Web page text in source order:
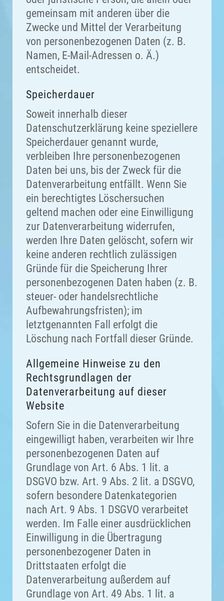
gemeinsam mit anderen über die
Zwecke und Mittel der Verarbeitung
von personenbezogenen Daten (z. B.
Namen, E-Mail-Adressen o. Ä.)
entscheidet.
Speicherdauer
Soweit innerhalb dieser
Datenschutzerklärung keine speziellere
Speicherdauer genannt wurde,
verbleiben Ihre personenbezogenen
Daten bei uns, bis der Zweck für die
Datenverarbeitung entfällt. Wenn Sie
ein berechtigtes Löschersuchen
geltend machen oder eine Einwilligung
zur Datenverarbeitung widerrufen,
werden Ihre Daten gelöscht, sofern wir
keine anderen rechtlich zulässigen
Gründe für die Speicherung Ihrer
personenbezogenen Daten haben (z. B.
steuer- oder handelsrechtliche
Aufbewahrungsfristen); im
letztgenannten Fall erfolgt die
Löschung nach Fortfall dieser Gründe.
Allgemeine Hinweise zu den
Rechtsgrundlagen der
Datenverarbeitung auf dieser
Website
Sofern Sie in die Datenverarbeitung
eingewilligt haben, verarbeiten wir Ihre
personenbezogenen Daten auf
Grundlage von Art. 6 Abs. 1 lit. a
DSGVO bzw. Art. 9 Abs. 2 lit. a DSGVO,
sofern besondere Datenkategorien
nach Art. 9 Abs. 1 DSGVO verarbeitet
werden. Im Falle einer ausdrücklichen
Einwilligung in die Übertragung
personenbezogener Daten in
Drittstaaten erfolgt die
Datenverarbeitung außerdem auf
Grundlage von Art. 49 Abs. 1 lit. a